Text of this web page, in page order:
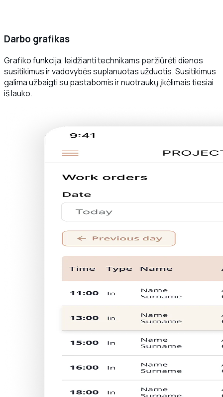
Darbo grafikas
Grafiko funkcija, leidžianti technikams peržiūrėti dienos
susitikimus ir vadovybės suplanuotas užduotis. Susitikimus
galima užbaigti su pastabomis ir nuotraukų įkėlimais tiesiai
iš lauko.